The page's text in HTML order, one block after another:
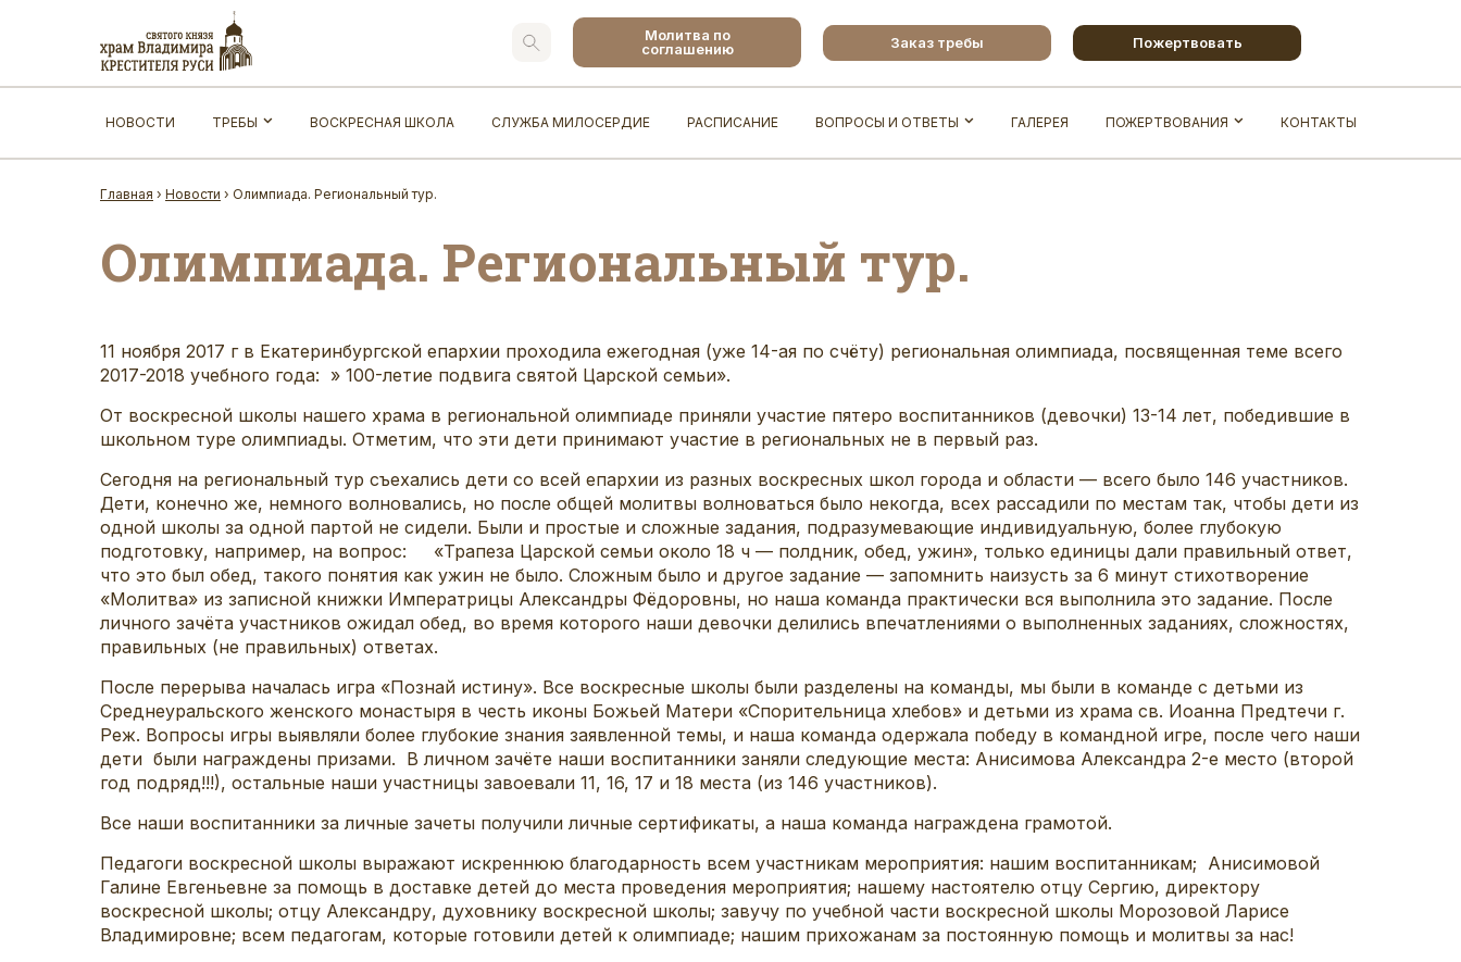
Молитва по
соглашению
Заказ требы Пожертвовать
НОВОСТИ ТРЕБЫ ВОСКРЕСНАЯ ШКОЛА СЛУЖБА МИЛОСЕРДИЕ РАСПИСАНИЕ ВОПРОСЫ И ОТВЕТЫ ГАЛЕРЕЯ ПОЖЕРТВОВАНИЯ КОНТАКТЫ
Главная › Новости › Олимпиада. Региональный тур.
Олимпиада. Региональный тур.
11 ноября 2017 г в Екатеринбургской епархии проходила ежегодная (уже 14-ая по счёту) региональная олимпиада, посвященная теме всего
2017-2018 учебного года: » 100-летие подвига святой Царской семьи».
От воскресной школы нашего храма в региональной олимпиаде приняли участие пятеро воспитанников (девочки) 13-14 лет, победившие в
школьном туре олимпиады. Отметим, что эти дети принимают участие в региональных не в первый раз.
Сегодня на региональный тур съехались дети со всей епархии из разных воскресных школ города и области — всего было 146 участников.
Дети, конечно же, немного волновались, но после общей молитвы волноваться было некогда, всех рассадили по местам так, чтобы дети из
одной школы за одной партой не сидели. Были и простые и сложные задания, подразумевающие индивидуальную, более глубокую
подготовку, например, на вопрос: «Трапеза Царской семьи около 18 ч — полдник, обед, ужин», только единицы дали правильный ответ,
что это был обед, такого понятия как ужин не было. Сложным было и другое задание — запомнить наизусть за 6 минут стихотворение
«Молитва» из записной книжки Императрицы Александры Фёдоровны, но наша команда практически вся выполнила это задание. После
личного зачёта участников ожидал обед, во время которого наши девочки делились впечатлениями о выполненных заданиях, сложностях,
правильных (не правильных) ответах.
После перерыва началась игра «Познай истину». Все воскресные школы были разделены на команды, мы были в команде с детьми из
Среднеуральского женского монастыря в честь иконы Божьей Матери «Спорительница хлебов» и детьми из храма св. Иоанна Предтечи г.
Реж. Вопросы игры выявляли более глубокие знания заявленной темы, и наша команда одержала победу в командной игре, после чего наши
дети были награждены призами. В личном зачёте наши воспитанники заняли следующие места: Анисимова Александра 2-е место (второй
год подряд!!!), остальные наши участницы завоевали 11, 16, 17 и 18 места (из 146 участников).
Все наши воспитанники за личные зачеты получили личные сертификаты, а наша команда награждена грамотой.
Педагоги воскресной школы выражают искреннюю благодарность всем участникам мероприятия: нашим воспитанникам; Анисимовой
Галине Евгеньевне за помощь в доставке детей до места проведения мероприятия; нашему настоятелю отцу Сергию, директору
воскресной школы; отцу Александру, духовнику воскресной школы; завучу по учебной части воскресной школы Морозовой Ларисе
Владимировне; всем педагогам, которые готовили детей к олимпиаде; нашим прихожанам за постоянную помощь и молитвы за нас!